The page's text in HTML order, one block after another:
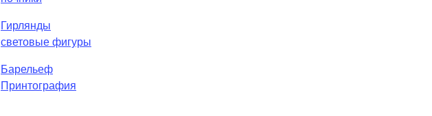
Гирлянды
световые фигуры
Барельеф
Принтография